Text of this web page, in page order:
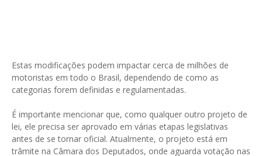
Estas modificações podem impactar cerca de milhões de
motoristas em todo o Brasil, dependendo de como as
categorias forem definidas e regulamentadas.
É importante mencionar que, como qualquer outro projeto de
lei, ele precisa ser aprovado em várias etapas legislativas
antes de se tornar oficial. Atualmente, o projeto está em
trâmite na Câmara dos Deputados, onde aguarda votação nas